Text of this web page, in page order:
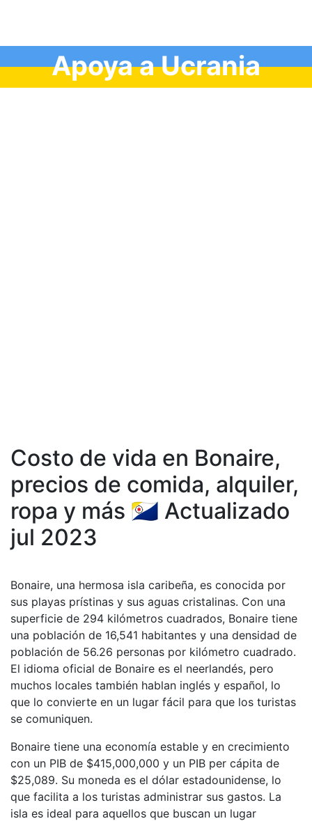
Apoya a Ucrania
Costo de vida en Bonaire,
precios de comida, аlquiler,
ropa y más 🇧🇶 Actualizado
jul 2023
Bonaire, una hermosa isla caribeña, es conocida por
sus playas prístinas y sus aguas cristalinas. Con una
superficie de 294 kilómetros cuadrados, Bonaire tiene
una población de 16,541 habitantes y una densidad de
población de 56.26 personas por kilómetro cuadrado.
El idioma oficial de Bonaire es el neerlandés, pero
muchos locales también hablan inglés y español, lo
que lo convierte en un lugar fácil para que los turistas
se comuniquen.
Bonaire tiene una economía estable y en crecimiento
con un PIB de $415,000,000 y un PIB per cápita de
$25,089. Su moneda es el dólar estadounidense, lo
que facilita a los turistas administrar sus gastos. La
isla es ideal para aquellos que buscan un lugar